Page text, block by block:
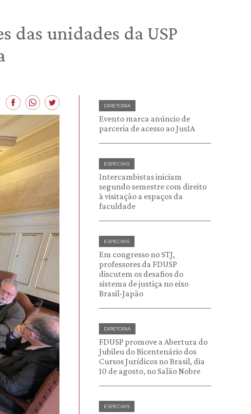
das unidades da USP
DIRETORIA
Evento marca anúncio de
parceria de acesso ao JusIA
ESPECIAIS
Intercambistas iniciam
segundo semestre com direito
à visitação a espaços da
faculdade
ESPECIAIS
Em congresso no STJ,
professores da FDUSP
discutem os desafios do
sistema de justiça no eixo
Brasil-Japão
DIRETORIA
FDUSP promove a Abertura do
Jubileu do Bicentenário dos
Cursos Jurídicos no Brasil, dia
10 de agosto, no Salão Nobre
ESPECIAIS